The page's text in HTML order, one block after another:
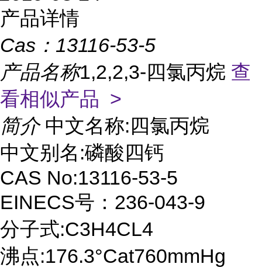
产品详情
Cas： 13116-53-5
产品名称1,2,2,3-四氯丙烷 查
看相似产品 >
简介 中文名称:四氯丙烷
中文别名:磷酸四钙
CAS No:13116-53-5
EINECS号：236-043-9
分子式:C3H4CL4
沸点:176.3°Cat760mmHg